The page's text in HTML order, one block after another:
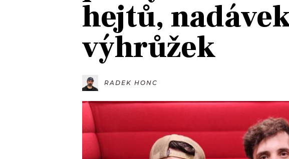
JAK NALADIT
RÁDIO
PROGRAM
SOUTĚŽE
hejtů,
výhrůžek
RADEK HONC